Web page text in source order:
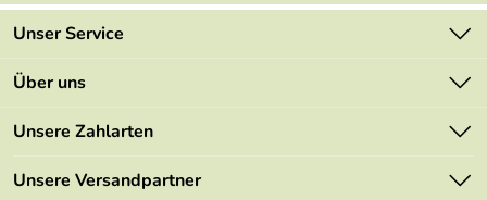
Unser Service
Kontakt
Mehrwertsteuerfrei
Retourenportal
Über uns
Marken
Angebote
Unsere Zahlarten
Unsere Versandpartner